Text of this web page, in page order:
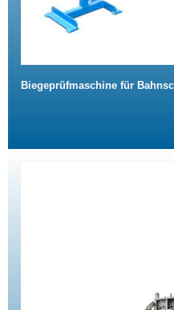
Biegeprüfmaschine für